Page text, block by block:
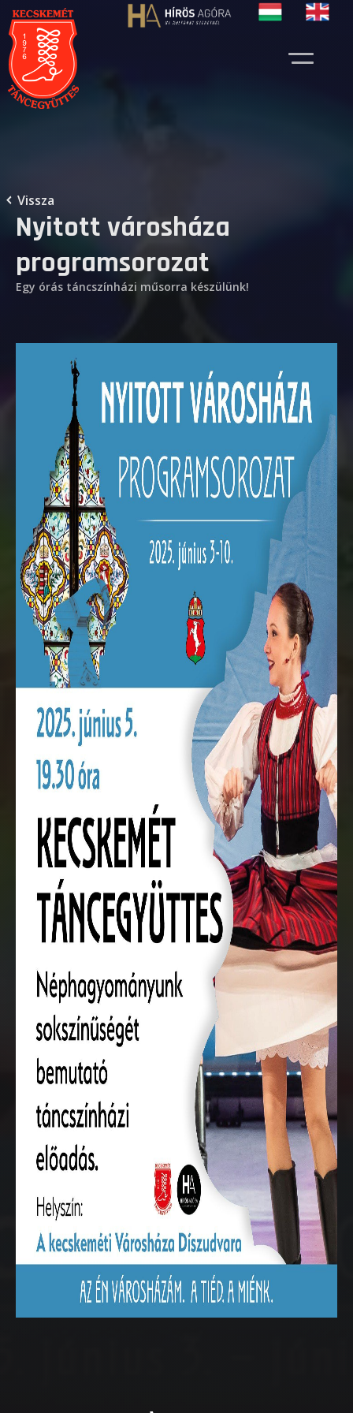
Vissza
Nyitott városháza
programsorozat
Egy órás táncszínházi műsorra készülünk!